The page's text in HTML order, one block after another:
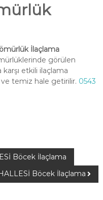
İlaçlama
görülen
karşı etkili ilaçlama
ve temiz hale getirilir. 0543
Böcek İlaçlama
Böcek İlaçlama